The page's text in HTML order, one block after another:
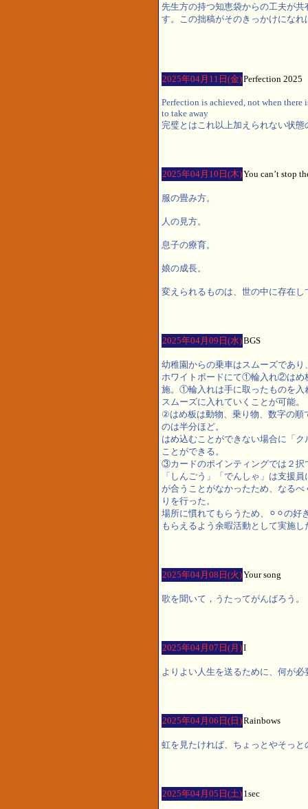
先生方の持つ知恵袋からの工夫が
す。この拙稿がそのきっかけになれ
2025年04月11日(金)Perfection 2025
Perfection is achieved, not when
to take away
完璧とはこれ以上加えられない状
2025年04月10日(木)You can’t stop
服の畳み方。
人の見方。
息子の療育。
娘の成長。
変えられるものは、世の中に存
2025年04月09日(水)BGS
幼稚園からの乗車はスムーズであ
ホワイトボードにて①輪入れ②はめ
施。①輪入れは手に取ったものを入
スムーズに入れていくことが可能。
②はめ板は動物、乗り物、数字の順
のは半分ほど。
はめ込むことができない場合に「
ことができる。
③カードのポインティングでは２択
「しんごう」「でんしゃ」は支援
が合うことがなかったため、なる
りを行った。
場所に慣れてもらうため、⚪︎⚪︎の
もらえるよう余暇活動として実施し
2025年04月08日(火)Your song
歌を聞いて，うたってがんばろう。
2025年04月07日(月)I
よりよい人生を送るために、何が必
2025年04月06日(日)Rainbows
虹を見たければ、ちょっとやそっ
2025年04月05日(土) 1sec